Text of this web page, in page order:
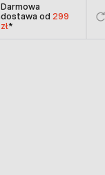
Darmowa
dostawa od 299
zł*